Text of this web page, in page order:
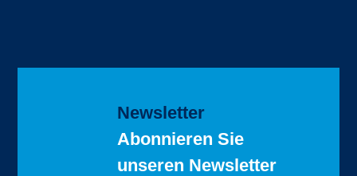
Newsletter
Abonnieren Sie
unseren Newsletter